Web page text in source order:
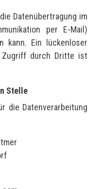
Datenübertragung im
per E-Mail)
kann. Ein lückenloser
durch Dritte ist
Stelle
die Datenverarbeitung